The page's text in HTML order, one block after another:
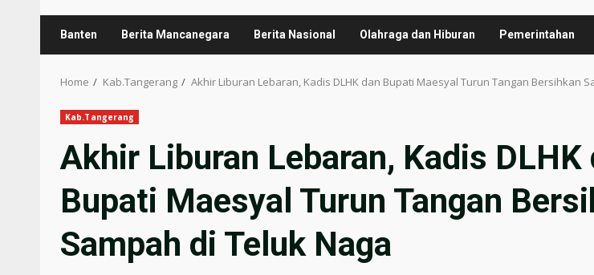
Banten Berita Mancanegara Berita Nasional Olahraga dan Hiburan Pemerintahan
Home Kab.Tangerang Akhir Liburan Lebaran, Kadis DLHK dan Bupati Maesyal Turun Tangan Bersihkan
Kab.Tangerang
Akhir Liburan Lebaran, Kadis DLHK
Bupati Maesyal Turun Tangan
Sampah di Teluk Naga